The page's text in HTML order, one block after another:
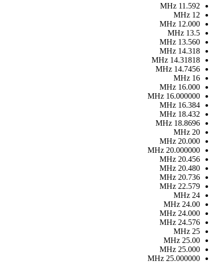
11.592
MHz
12
MHz
12.000
MHz
13.5
MHz
13.560
MHz
14.318
MHz
14.31818
MHz
14.7456
MHz
16
MHz
16.000
MHz
16.000000
MHz
16.384
MHz
18.432
MHz
18.8696
MHz
20
MHz
20.000
MHz
20.000000
MHz
20.456
MHz
20.480
MHz
20.736
MHz
22.579
MHz
24
MHz
24.00
MHz
24.000
MHz
24.576
MHz
25
MHz
25.00
MHz
25.000
MHz
25.000000
MHz